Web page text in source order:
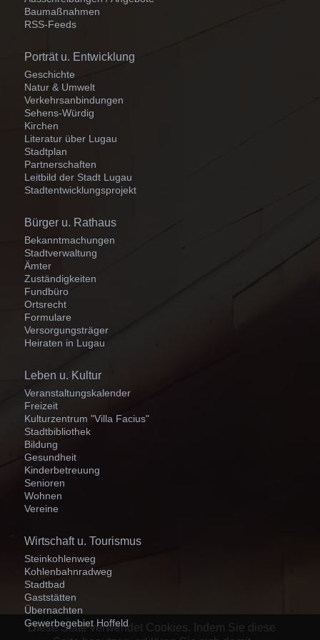
Baumaßnahmen
RSS-Feeds
Navigation
überspringen
Porträt u. Entwicklung
Geschichte
Natur & Umwelt
Verkehrsanbindungen
Sehens-Würdig
Kirchen
Literatur über Lugau
Stadtplan
Partnerschaften
Leitbild der Stadt Lugau
Stadtentwicklungsprojekt
Navigation
überspringen
Bürger u. Rathaus
Bekanntmachungen
Stadtverwaltung
Ämter
Zuständigkeiten
Fundbüro
Ortsrecht
Formulare
Versorgungsträger
Heiraten in Lugau
Navigation
überspringen
Leben u. Kultur
Veranstaltungskalender
Freizeit
Kulturzentrum "Villa Facius"
Stadtbibliothek
Bildung
Gesundheit
Kinderbetreuung
Senioren
Wohnen
Vereine
Navigation
überspringen
Wirtschaft u. Tourismus
Steinkohlenweg
Kohlenbahnradweg
Stadtbad
Gaststätten
Übernachten
Gewerbegebiet Hoffeld
Diese Seite verwendet Cookies. Indem Sie diese